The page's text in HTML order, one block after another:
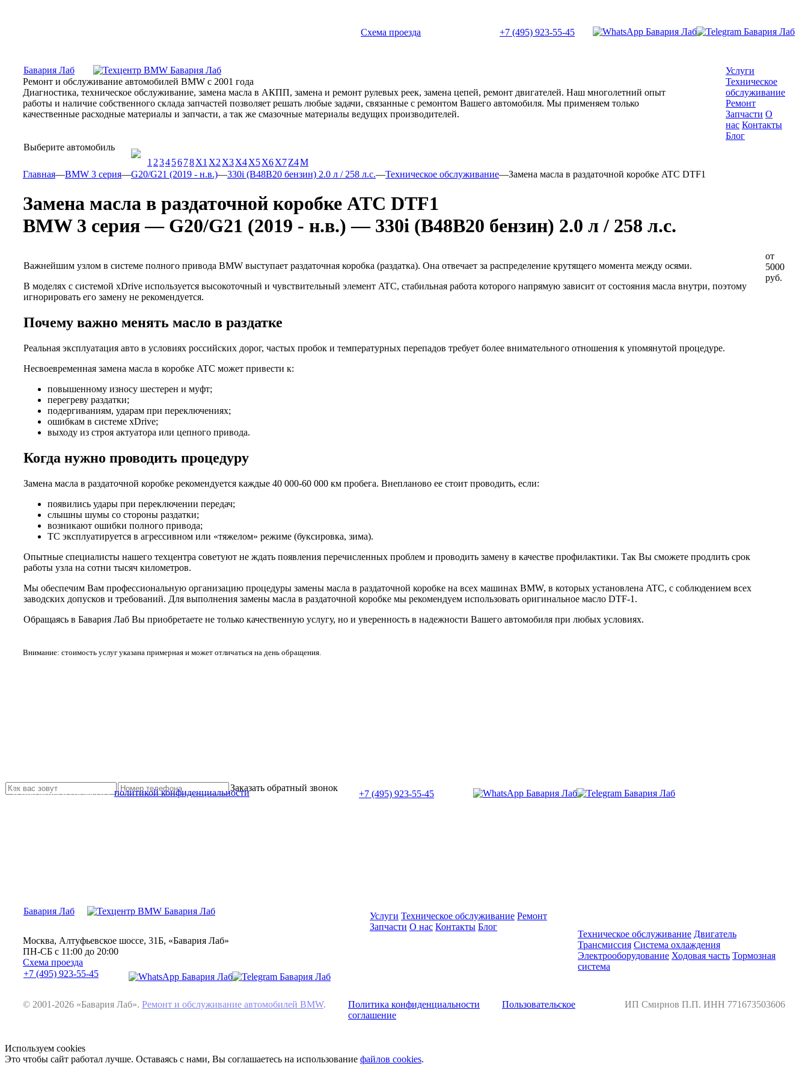
Схема проезда +7 (495) 923-55-45
Бавария Лаб
Ремонт и обслуживание автомобилей BMW с 2001 года
Диагностика, техническое обслуживание, замена масла в АКПП, замена и ремонт рулевых реек, замена цепей, ремонт двигателей. Наш многолетний опыт
работы и наличие собственного склада запчастей позволяет решать любые задачи, связанные с ремонтом Вашего автомобиля. Мы применяем только
качественные расходные материалы и запчасти, а так же смазочные материалы ведущих производителей.
Услуги
Техническое
обслуживание
Ремонт
Запчасти О
нас Контакты
Блог
Выберите автомобиль
1 2345678X1 X2 X3X4X5X6X7Z4М
Главная—BMW 3 серия—G20/G21 (2019 - н.в.)—330i (B48B20 бензин) 2.0 л / 258 л.с.—Техническое обслуживание—Замена масла в раздаточной коробке ATC DTF1
Замена масла в раздаточной коробке ATC DTF1
BMW 3 серия — G20/G21 (2019 - н.в.) — 330i (B48B20 бензин) 2.0 л / 258 л.с.
Важнейшим узлом в системе полного привода BMW выступает раздаточная коробка (раздатка). Она отвечает за распределение крутящего момента между осями.
В моделях с системой xDrive используется высокоточный и чувствительный элемент ATC, стабильная работа которого напрямую зависит от состояния масла внутри, поэтому
игнорировать его замену не рекомендуется.
Почему важно менять масло в раздатке
Реальная эксплуатация авто в условиях российских дорог, частых пробок и температурных перепадов требует более внимательного отношения к упомянутой процедуре.
Несвоевременная замена масла в коробке ATC может привести к:
повышенному износу шестерен и муфт;
перегреву раздатки;
подергиваниям, ударам при переключениях;
ошибкам в системе xDrive;
выходу из строя актуатора или цепного привода.
Когда нужно проводить процедуру
Замена масла в раздаточной коробке рекомендуется каждые 40 000-60 000 км пробега. Внепланово ее стоит проводить, если:
появились удары при переключении передач;
слышны шумы со стороны раздатки;
возникают ошибки полного привода;
ТС эксплуатируется в агрессивном или «тяжелом» режиме (буксировка, зима).
Опытные специалисты нашего техцентра советуют не ждать появления перечисленных проблем и проводить замену в качестве профилактики. Так Вы сможете продлить срок
работы узла на сотни тысяч километров.
Мы обеспечим Вам профессиональную организацию процедуры замены масла в раздаточной коробке на всех машинах BMW, в которых установлена ATC, с соблюдением всех
заводских допусков и требований. Для выполнения замены масла в раздаточной коробке мы рекомендуем использовать оригинальное масло DTF-1.
Обращаясь в Бавария Лаб Вы приобретаете не только качественную услугу, но и уверенность в надежности Вашего автомобиля при любых условиях.
от
5000
руб.
Внимание: стоимость услуг указана примерная и может отличаться на день обращения.
Заказать обратный звонок
Я прочитал и согласен сполитикой конфиденциальности
+7 (495) 923-55-45
Бавария Лаб
Москва, Алтуфьевское шоссе, 31Б, «Бавария Лаб»
ПН-СБ с 11:00 до 20:00
Схема проезда
+7 (495) 923-55-45
Услуги Техническое обслуживание Ремонт
Запчасти О нас Контакты Блог
Техническое обслуживание Двигатель
Трансмиссия Система охлаждения
Электрооборудование Ходовая часть Тормозная
система
© 2001-2026 «Бавария Лаб». Ремонт и обслуживание автомобилей BMW. Политика конфиденциальности
Пользовательское
соглашение
ИП Смирнов П.П. ИНН 771673503606
Используем cookies
Это чтобы сайт работал лучше. Оставаясь с нами, Вы соглашаетесь на использование файлов cookies.